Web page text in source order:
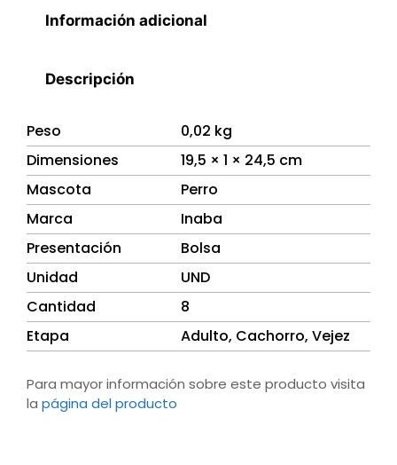
Información adicional
Descripción
Peso
0,02 kg
Dimensiones
19,5 × 1 × 24,5 cm
Mascota
Perro
Marca
Inaba
Presentación
Bolsa
Unidad
UND
Cantidad
8
Etapa
Adulto, Cachorro, Vejez
Para mayor información sobre este producto visita
la página del producto